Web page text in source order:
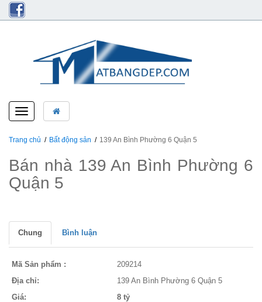
Toggle
navigation
Trang chủ Bất động sản 139 An Bình Phường 6 Quận 5
Bán nhà 139 An Bình Phường 6
Quận 5
Chung Bình luận
Mã Sản phẩm :
209214
Địa chỉ:
139 An Bình Phường 6 Quận 5
Giá:
8 tỷ